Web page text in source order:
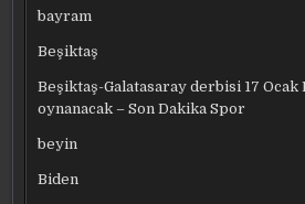
bayram
Beşiktaş
Beşiktaş-Galatasaray derbisi 17 Ocak
oynanacak – Son Dakika Spor
beyin
Biden